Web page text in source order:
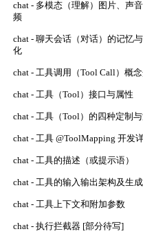
chat - 多模态（理解）图片、声
频
chat - 聊天会话（对话）的记忆
化
chat - 工具调用（Tool Call）概
chat - 工具（Tool）接口与属性
chat - 工具（Tool）的四种定制
chat - 工具 @ToolMapping 开发
chat - 工具的描述（或提示语）
chat - 工具的输入输出架构及生
chat - 工具上下文和附加参数
chat - 执行拦截器 [部分待写]